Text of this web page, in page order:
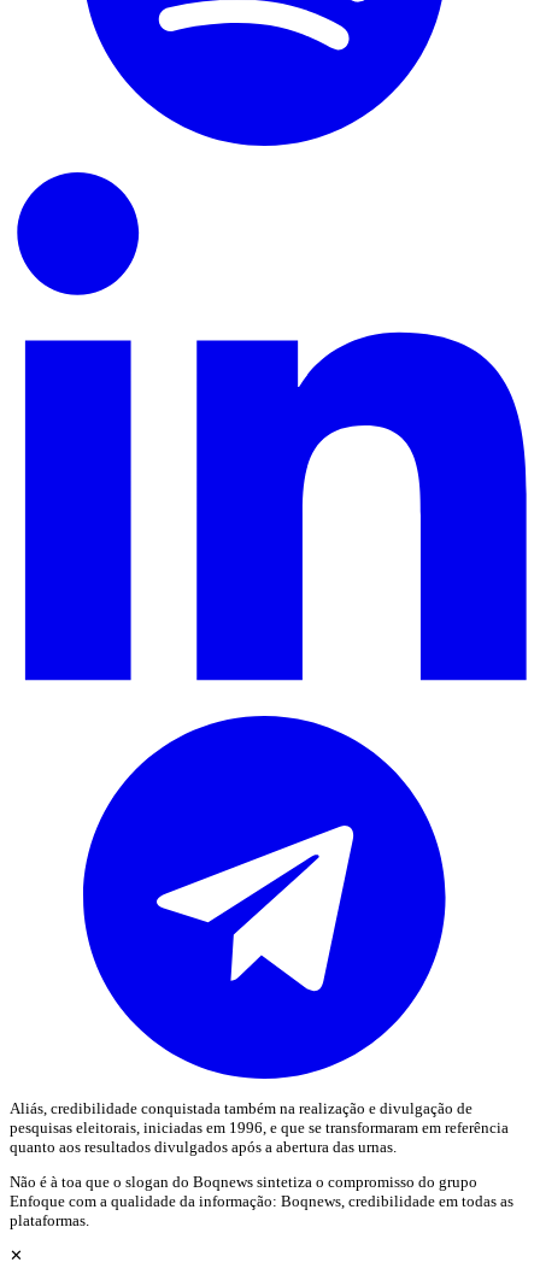
Aliás, credibilidade conquistada também na realização e divulgação de
pesquisas eleitorais, iniciadas em 1996, e que se transformaram em referência
quanto aos resultados divulgados após a abertura das urnas.
Não é à toa que o slogan do Boqnews sintetiza o compromisso do grupo
Enfoque com a qualidade da informação: Boqnews, credibilidade em todas as
plataformas.
✕